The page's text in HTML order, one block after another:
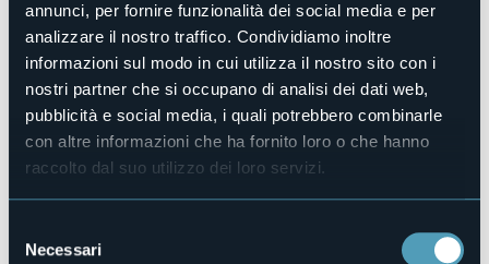
annunci, per fornire funzionalità dei social media e per
analizzare il nostro traffico. Condividiamo inoltre
informazioni sul modo in cui utilizza il nostro sito con i
nostri partner che si occupano di analisi dei dati web,
pubblicità e social media, i quali potrebbero combinarle
con altre informazioni che ha fornito loro o che hanno
raccolto dal suo utilizzo dei loro servizi.
delNecessari
Camere
2
Posti letto
E-mail
lucianovello55@gmail.com
Telefono
103028-BEB-00002